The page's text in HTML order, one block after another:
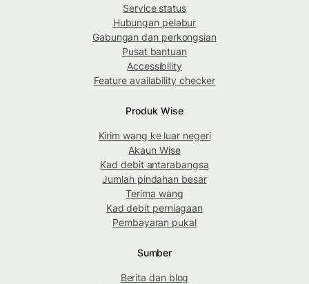
Service status
Hubungan pelabur
Gabungan dan perkongsian
Pusat bantuan
Accessibility
Feature availability checker
Produk Wise
Kirim wang ke luar negeri
Akaun Wise
Kad debit antarabangsa
Jumlah pindahan besar
Terima wang
Kad debit perniagaan
Pembayaran pukal
Sumber
Berita dan blog